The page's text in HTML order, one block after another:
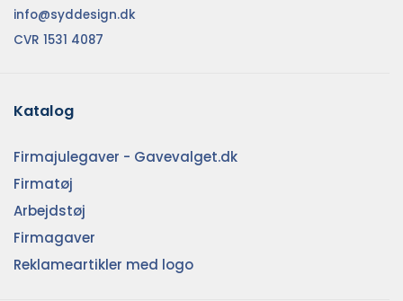
info@syddesign.dk
CVR 1531 4087
Katalog
Firmajulegaver - Gavevalget.dk
Firmatøj
Arbejdstøj
Firmagaver
Reklameartikler med logo